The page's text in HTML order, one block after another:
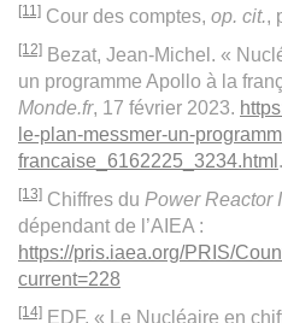
[11] Cour des comptes, op. cit.,
[12] Bezat, Jean-Michel. «
un programme Apollo à la
Monde.fr, 17 février 2023.
le-plan-messmer-un-
francaise_6162225_3234.html .
[13] Chiffres du Power Reactor
dépendant de l’AIEA :
https://pris.iaea.org/PRIS/
current=228
[14] EDF, « Le Nucléaire en